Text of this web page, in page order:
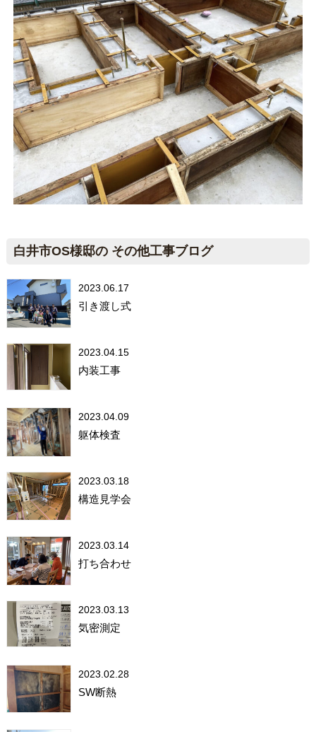
白井市OS様邸の その他工事ブログ
2023.06.17
引き渡し式
2023.04.15
内装工事
2023.04.09
躯体検査
2023.03.18
構造見学会
2023.03.14
打ち合わせ
2023.03.13
気密測定
2023.02.28
SW断熱